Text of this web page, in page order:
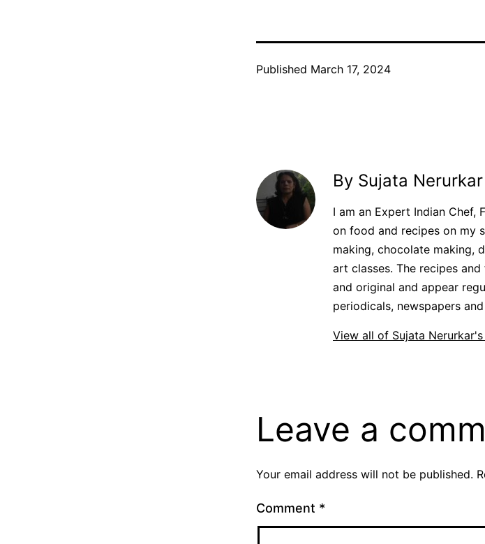
Published March 17, 2024
By Sujata Nerurkar
I am an Expert Indian Chef,
on food and recipes on my
making, chocolate making,
art classes. The recipes
and original and appear
periodicals, newspapers
View all of Sujata
Leave a
Your email address will not be published.
Comment *